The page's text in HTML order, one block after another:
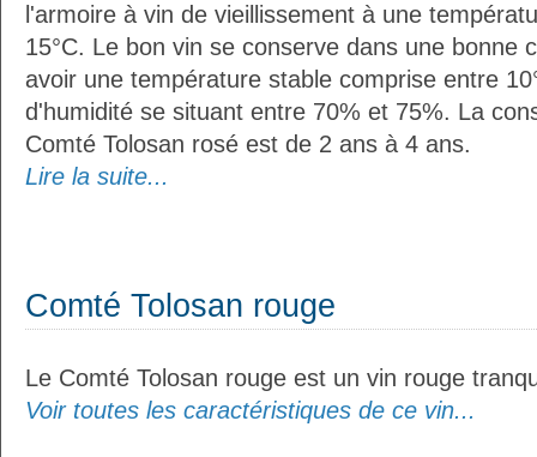
l'armoire à vin de vieillissement à une
15°C. Le bon vin se conserve dans une bonne
avoir une température stable comprise entre
d'humidité se situant entre 70% et 75%. La
Comté Tolosan rosé est de 2 ans à 4 ans.
Lire la suite...
Comté Tolosan rouge
Le Comté Tolosan rouge est un vin rouge
Voir toutes les caractéristiques de ce vin...